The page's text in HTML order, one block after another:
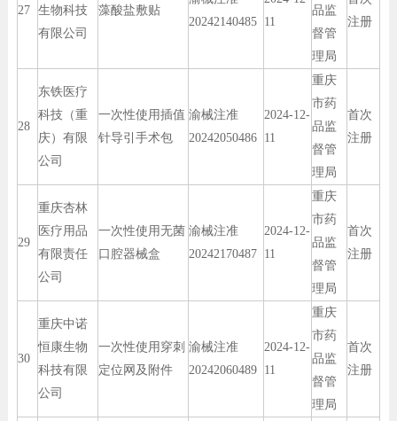
27
生物科技
有限公司
藻酸盐敷贴
20242140485
11
品监
督管
理局
注册
28
东铁医疗
科技（重
庆）有限
公司
一次性使用插值
针导引手术包
渝械注准
20242050486
2024-12-
11
重庆
市药
品监
督管
理局
首次
注册
29
重庆杏林
医疗用品
有限责任
公司
一次性使用无菌
口腔器械盒
渝械注准
20242170487
2024-12-
11
重庆
市药
品监
督管
理局
首次
注册
30
重庆中诺
恒康生物
科技有限
公司
一次性使用穿刺
定位网及附件
渝械注准
20242060489
2024-12-
11
重庆
市药
品监
督管
理局
首次
注册